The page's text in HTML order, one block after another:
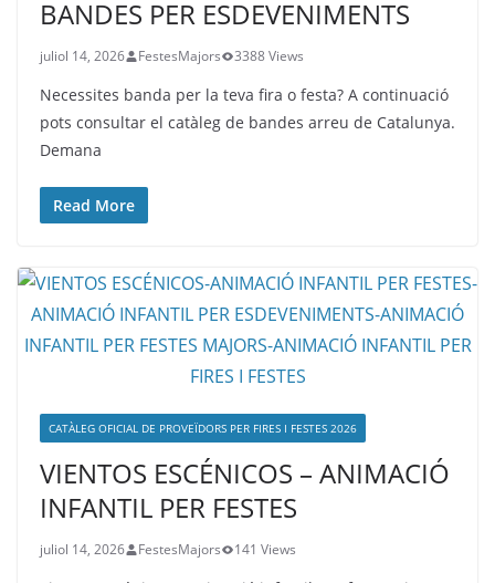
BANDES PER ESDEVENIMENTS
juliol 14, 2026 FestesMajors 3388 Views
Necessites banda per la teva fira o festa? A continuació
pots consultar el catàleg de bandes arreu de Catalunya.
Demana
Read More
CATÀLEG OFICIAL DE PROVEÏDORS PER FIRES I FESTES 2026
VIENTOS ESCÉNICOS – ANIMACIÓ
INFANTIL PER FESTES
juliol 14, 2026 FestesMajors 141 Views